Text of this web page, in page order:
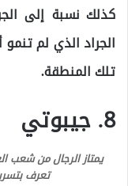
كذلك نسبة إلى
الجراد الذي لم
تلك المنطقة.
8. جيبوتي
يمتاز الرجال من شعب
تعرف